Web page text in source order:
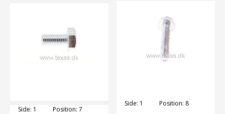
Side: 1 Position: 7
Side: 1 Position: 8